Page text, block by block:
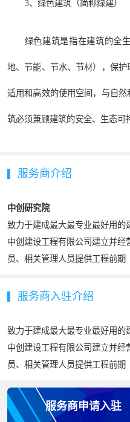
3、绿色建筑（简称绿建）
绿色建筑是指在建筑的全
地、节能、节水、节材），保护
适用和高效的使用空间，与自
筑必须兼顾建筑的安全、生态可
服务商介绍
中创研究院
致力于建成最大最专业最好用的
中创建设工程有限公司建立并经
员、相关管理人员提供工程前期
服务商入驻介绍
致力于建成最大最专业最好用的
中创建设工程有限公司建立并经
员、相关管理人员提供工程前期
服务商申请入驻